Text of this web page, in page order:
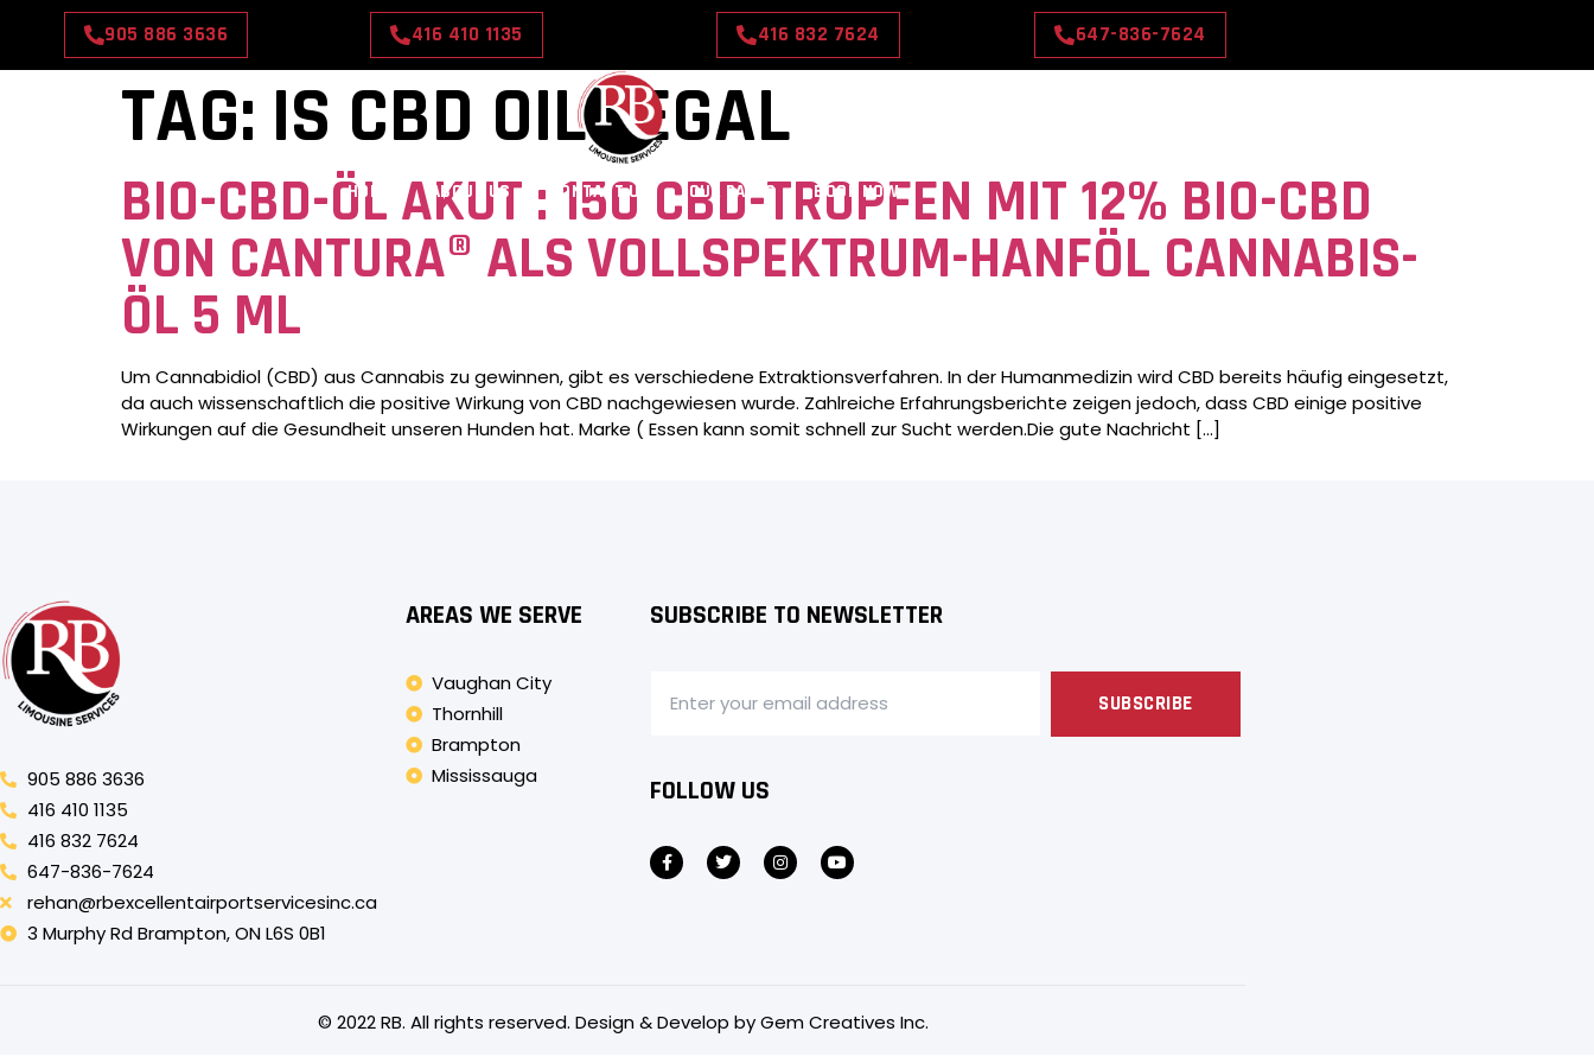
905 886 3636 416 410 1135 416 832 7624 647-836-7624
HOME ABOUT US CONTACT US OUR RATES BOOK NOW
TAG: IS CBD OIL LEGAL
BIO-CBD-ÖL AKUT : 150 CBD-TROPFEN MIT 12% BIO-CBD
VON CANTURA® ALS VOLLSPEKTRUM-HANFÖL CANNABIS-
ÖL 5 ML
Um Cannabidiol (CBD) aus Cannabis zu gewinnen, gibt es verschiedene Extraktionsverfahren. In der Humanmedizin wird CBD bereits häufig eingesetzt,
da auch wissenschaftlich die positive Wirkung von CBD nachgewiesen wurde. Zahlreiche Erfahrungsberichte zeigen jedoch, dass CBD einige positive
Wirkungen auf die Gesundheit unseren Hunden hat. Marke ( Essen kann somit schnell zur Sucht werden.Die gute Nachricht […]
905 886 3636
416 410 1135
416 832 7624
647-836-7624
rehan@rbexcellentairportservicesinc.ca
3 Murphy Rd Brampton, ON L6S 0B1
AREAS WE SERVE
Vaughan City
Thornhill
Brampton
Mississauga
SUBSCRIBE TO NEWSLETTER
SUBSCRIBE
FOLLOW US
© 2022 RB. All rights reserved. Design & Develop byGem Creatives Inc.